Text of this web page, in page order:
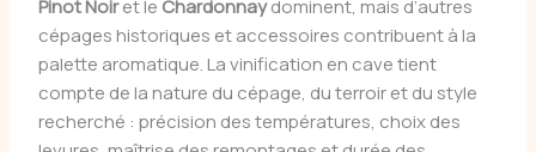
Pinot Noiret le Chardonnaydominent, mais d’autres
cépages historiques et accessoires contribuent à la
palette aromatique. La vinification en cave tient
compte de la nature du cépage, du terroir et du style
recherché : précision des températures, choix des